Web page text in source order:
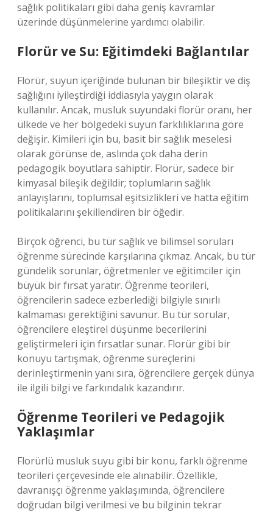
sağlık politikaları gibi daha geniş kavramlar
üzerinde düşünmelerine yardımcı olabilir.
Florür ve Su: Eğitimdeki Bağlantılar
Florür, suyun içeriğinde bulunan bir bileşiktir ve diş
sağlığını iyileştirdiği iddiasıyla yaygın olarak
kullanılır. Ancak, musluk suyundaki florür oranı, her
ülkede ve her bölgedeki suyun farklılıklarına göre
değişir. Kimileri için bu, basit bir sağlık meselesi
olarak görünse de, aslında çok daha derin
pedagogik boyutlara sahiptir. Florür, sadece bir
kimyasal bileşik değildir; toplumların sağlık
anlayışlarını, toplumsal eşitsizlikleri ve hatta eğitim
politikalarını şekillendiren bir öğedir.
Birçok öğrenci, bu tür sağlık ve bilimsel soruları
öğrenme sürecinde karşılarına çıkmaz. Ancak, bu tür
gündelik sorunlar, öğretmenler ve eğitimciler için
büyük bir fırsat yaratır. Öğrenme teorileri,
öğrencilerin sadece ezberlediği bilgiyle sınırlı
kalmaması gerektiğini savunur. Bu tür sorular,
öğrencilere eleştirel düşünme becerilerini
geliştirmeleri için fırsatlar sunar. Florür gibi bir
konuyu tartışmak, öğrenme süreçlerini
derinleştirmenin yanı sıra, öğrencilere gerçek dünya
ile ilgili bilgi ve farkındalık kazandırır.
Öğrenme Teorileri ve Pedagojik
Yaklaşımlar
Florürlü musluk suyu gibi bir konu, farklı öğrenme
teorileri çerçevesinde ele alınabilir. Özellikle,
davranışçı öğrenme yaklaşımında, öğrencilere
doğrudan bilgi verilmesi ve bu bilginin tekrar